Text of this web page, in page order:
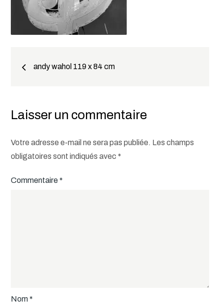
Navigation
l’article
andy wahol 119 x 84 cm
Laisser un commentaire
Votre adresse e-mail ne sera pas publiée. Les champs
obligatoires sont indiqués avec *
Commentaire *
Nom *